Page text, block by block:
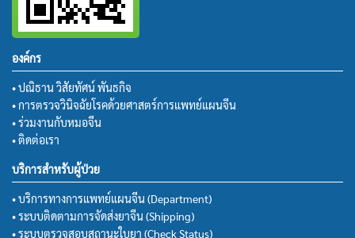
องค์กร
• ปณิธาน วิสัยทัศน์ พันธกิจ
• การตรวจวินิจฉัยโรคด้วยศาสตร์การแพทย์แผนจีน
• ร่วมงานกับหมอจีน
• ติดต่อเรา
บริการสำหรับผู้ป่วย
• บริการทางการแพทย์แผนจีน (Department)
• ระบบติดตามการจัดส่งยาจีน (Shipping)
• ระบบตรวจสอบสถานะใบยา (Check Status)